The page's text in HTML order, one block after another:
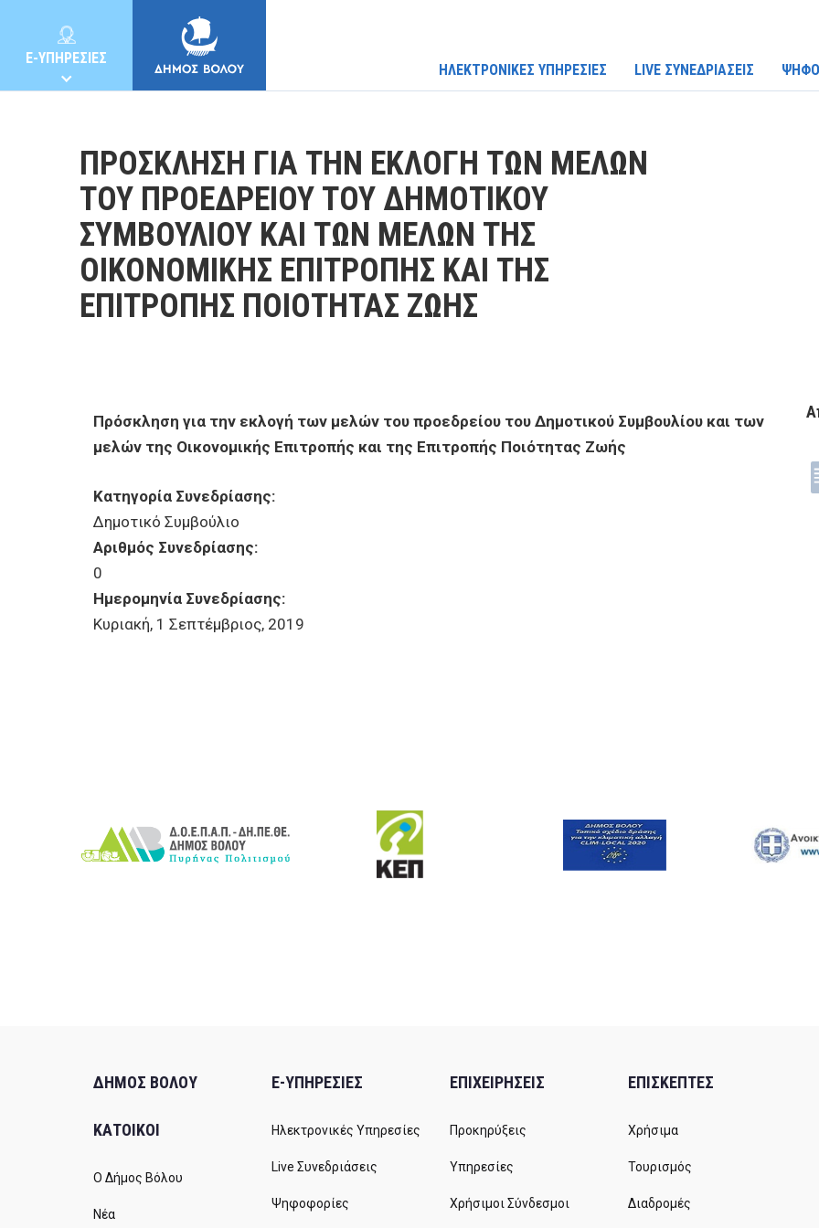
E-ΥΠΗΡΕΣΙΕΣ
ΗΛΕΚΤΡΟΝΙΚΕΣ ΥΠΗΡΕΣΙΕΣ LIVE ΣΥΝΕΔΡΙΑΣΕΙΣ
ΠΡΟΣΚΛΗΣΗ ΓΙΑ ΤΗΝ ΕΚΛΟΓΗ ΤΩΝ ΜΕΛΩΝ
ΤΟΥ ΠΡΟΕΔΡΕΙΟΥ ΤΟΥ ΔΗΜΟΤΙΚΟΥ
ΣΥΜΒΟΥΛΙΟΥ ΚΑΙ ΤΩΝ ΜΕΛΩΝ ΤΗΣ
ΟΙΚΟΝΟΜΙΚΗΣ ΕΠΙΤΡΟΠΗΣ ΚΑΙ ΤΗΣ
ΕΠΙΤΡΟΠΗΣ ΠΟΙΟΤΗΤΑΣ ΖΩΗΣ
Πρόσκληση για την εκλογή των μελών του προεδρείου του Δημοτικού Συμβουλίου και των
μελών της Οικονομικής Επιτροπής και της Επιτροπής Ποιότητας Ζωής
Κατηγορία Συνεδρίασης:
Δημοτικό Συμβούλιο
Αριθμός Συνεδρίασης:
0
Ημερομηνία Συνεδρίασης:
Κυριακή, 1 Σεπτέμβριος, 2019
ΔΗΜΟΣ ΒΟΛΟΥ
ΚΑΤΟΙΚΟΙ
Ο Δήμος Βόλου
Νέα
E-ΥΠΗΡΕΣΙΕΣ
Ηλεκτρονικές Υπηρεσίες
Live Συνεδριάσεις
Ψηφοφορίες
ΕΠΙΧΕΙΡΗΣΕΙΣ
Προκηρύξεις
Υπηρεσίες
Χρήσιμοι Σύνδεσμοι
ΕΠΙΣΚΕΠΤΕΣ
Χρήσιμα
Τουρισμός
Διαδρομές